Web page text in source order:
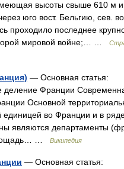
высоты свыше 610 м и
юго вост. Бельгию, сев.
проходило последнее
мировой войне;… …
— Основная статья:
деление Франции
Основной
единицей во Франции и в
являются департаменты
…
Википедия
— Основная статья: